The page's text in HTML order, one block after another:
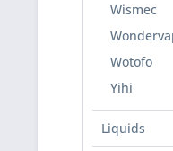
Wismec
Wotofo
Yihi
Liquids